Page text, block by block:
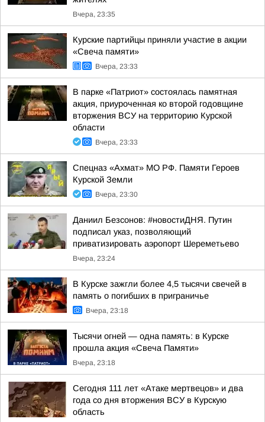
Вчера, 23:35
Курские партийцы приняли участие в акции
«Свеча памяти»
Вчера, 23:33
В парке «Патриот» состоялась памятная
акция, приуроченная ко второй годовщине
вторжения ВСУ на территорию Курской
области
Вчера, 23:33
Спецназ «Ахмат» МО РФ. Памяти Героев
Курской Земли
Вчера, 23:30
Даниил Безсонов: #новостиДНЯ. Путин
подписал указ, позволяющий
приватизировать аэропорт Шереметьево
Вчера, 23:24
В Курске зажгли более 4,5 тысячи свечей в
память о погибших в приграничье
Вчера, 23:18
Тысячи огней — одна память: в Курске
прошла акция «Свеча Памяти»
Вчера, 23:18
Сегодня 111 лет «Атаке мертвецов» и два
года со дня вторжения ВСУ в Курскую
область